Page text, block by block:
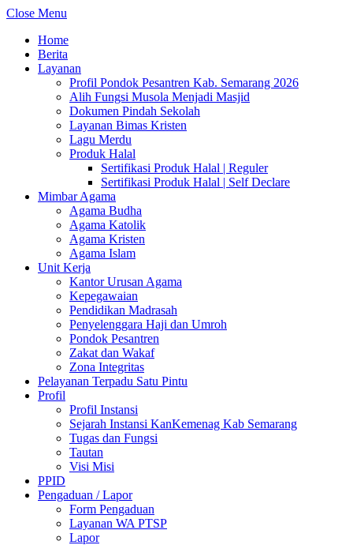
Close Menu
Home
Berita
Layanan
Profil Pondok Pesantren Kab. Semarang 2026
Alih Fungsi Musola Menjadi Masjid
Dokumen Pindah Sekolah
Layanan Bimas Kristen
Lagu Merdu
Produk Halal
Sertifikasi Produk Halal | Reguler
Sertifikasi Produk Halal | Self Declare
Mimbar Agama
Agama Budha
Agama Katolik
Agama Kristen
Agama Islam
Unit Kerja
Kantor Urusan Agama
Kepegawaian
Pendidikan Madrasah
Penyelenggara Haji dan Umroh
Pondok Pesantren
Zakat dan Wakaf
Zona Integritas
Pelayanan Terpadu Satu Pintu
Profil
Profil Instansi
Sejarah Instansi KanKemenag Kab Semarang
Tugas dan Fungsi
Tautan
Visi Misi
PPID
Pengaduan / Lapor
Form Pengaduan
Layanan WA PTSP
Lapor